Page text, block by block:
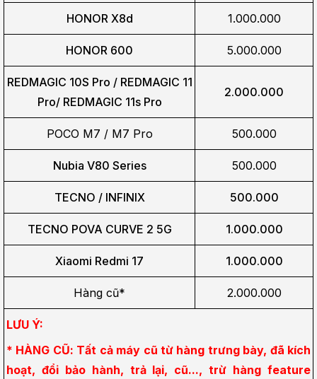
HONOR X8d 1.000.000
HONOR 600 5.000.000
REDMAGIC 10S Pro / REDMAGIC 11
Pro/ REDMAGIC 11s Pro
2.000.000
POCO M7 / M7 Pro 500.000
Nubia V80 Series 500.000
TECNO / INFINIX 500.000
TECNO POVA CURVE 2 5G 1.000.000
Xiaomi Redmi 17 1.000.000
Hàng cũ* 2.000.000
LƯU Ý:
* HÀNG CŨ: Tất cả máy cũ từ hàng trưng bày, đã kích
hoạt, đổi bảo hành, trả lại, cũ..., trừ hàng feature